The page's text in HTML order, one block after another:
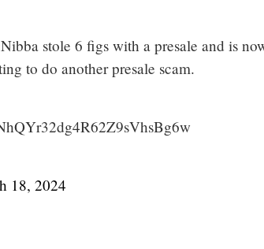
stole 6 figs with a presale and is
to do another presale scam.
18, 2024